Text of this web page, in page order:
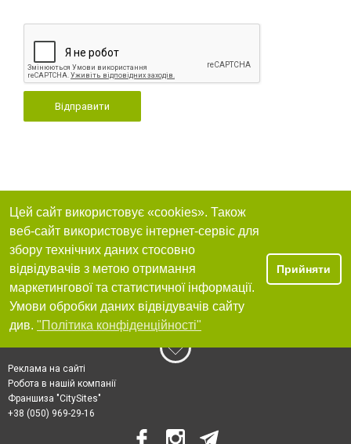
Відправити
Цей сайт використовує «cookies». Також
веб-сайт використовує інтернет-сервіс для
збору технічних даних стосовно
відвідувачів з метою отримання
маркетингової та статистичної інформації.
Умови обробки даних відвідувачів сайту
див. "Політика конфіденційності"
Прийняти
Реклама на сайті
Робота в нашій компанії
Франшиза "CitySites"
+38 (050) 969-29-16